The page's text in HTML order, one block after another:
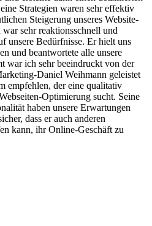
Strategien waren sehr effektiv
Steigerung unseres Website-
sehr reaktionsschnell und
unsere Bedürfnisse. Er hielt uns
und beantwortete alle unsere
war ich sehr beeindruckt von der
Daniel Weihmann geleistet
empfehlen, der eine qualitativ
Optimierung sucht. Seine
haben unsere Erwartungen
dass er auch anderen
kann, ihr Online-Geschäft zu